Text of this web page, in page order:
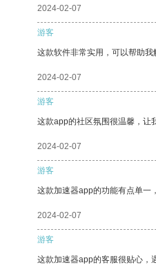
2024-02-07
游客
这款软件非常实用，可以帮助我
2024-02-07
游客
这款app的社区氛围很温馨，让
2024-02-07
游客
这款加速器app的功能有点单一
2024-02-07
游客
这款加速器app的客服很贴心，